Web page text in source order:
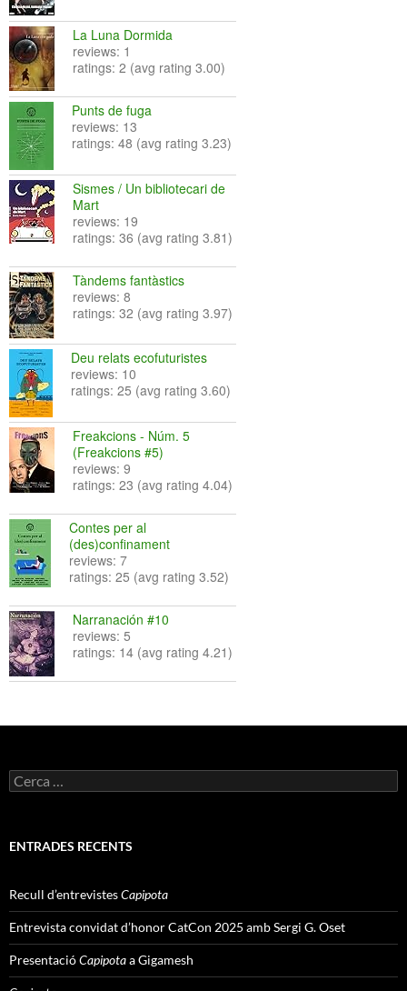
La Luna Dormida
reviews: 1
ratings: 2 (avg rating 3.00)
Punts de fuga
reviews: 13
ratings: 48 (avg rating 3.23)
Sismes / Un bibliotecari de
Mart
reviews: 19
ratings: 36 (avg rating 3.81)
Tàndems fantàstics
reviews: 8
ratings: 32 (avg rating 3.97)
Deu relats ecofuturistes
reviews: 10
ratings: 25 (avg rating 3.60)
Freakcions - Núm. 5
(Freakcions #5)
reviews: 9
ratings: 23 (avg rating 4.04)
Contes per al
(des)confinament
reviews: 7
ratings: 25 (avg rating 3.52)
Narranación #10
reviews: 5
ratings: 14 (avg rating 4.21)
Cerca:
ENTRADES RECENTS
Recull d’entrevistesCapipota
Entrevista convidat d’honor CatCon 2025 amb Sergi G. Oset
PresentacióCapipotaa Gigamesh